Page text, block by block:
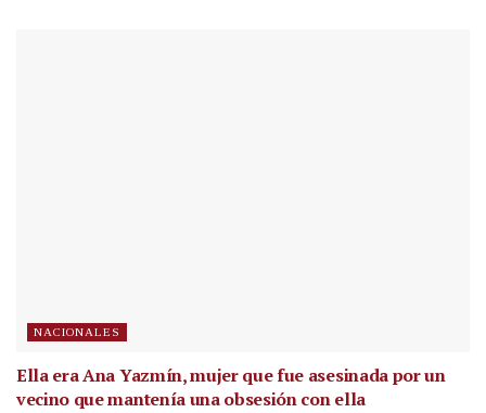
NACIONALES
Ella era Ana Yazmín, mujer que fue asesinada por un
vecino que mantenía una obsesión con ella